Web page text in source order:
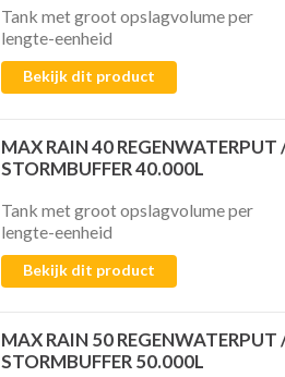
Tank met groot opslagvolume per
lengte-eenheid
Bekijk dit product
MAX RAIN 40 REGENWATERPUT
STORMBUFFER 40.000L
Tank met groot opslagvolume per
lengte-eenheid
Bekijk dit product
MAX RAIN 50 REGENWATERPUT
STORMBUFFER 50.000L